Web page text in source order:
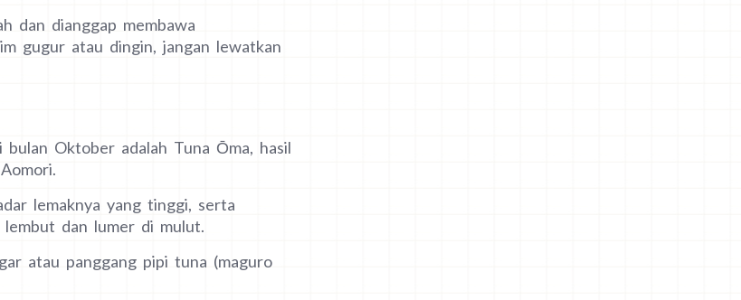
dan dianggap membawa
gugur atau dingin, jangan lewatkan
Oktober adalah Tuna Ōma, hasil
lemaknya yang tinggi, serta
lembut dan lumer di mulut.
atau panggang pipi tuna (maguro